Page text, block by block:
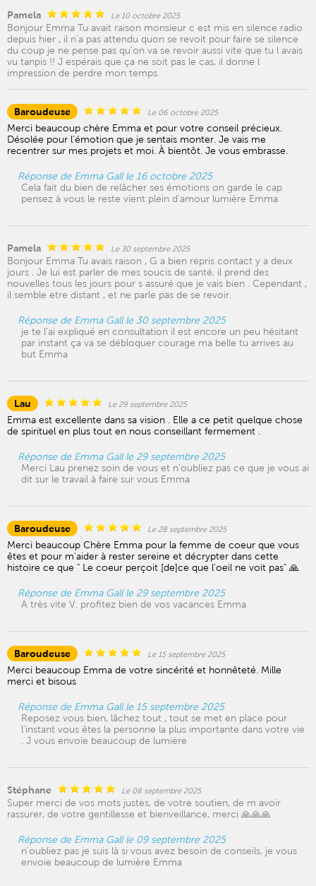
Pamela Le 10 octobre 2025
Bonjour Emma Tu avait raison monsieur c est mis en silence radio
depuis hier , il n'a pas attendu quon se revoit pour faire se silence
du coup je ne pense pas qu'on va se revoir aussi vite que tu l avais
vu tanpis !! J espérais que ça ne soit pas le cas, il donne l
impression de perdre mon temps.
Baroudeuse Le 06 octobre 2025
Merci beaucoup chère Emma et pour votre conseil précieux.
Désolée pour l'émotion que je sentais monter. Je vais me
recentrer sur mes projets et moi. À bientôt. Je vous embrasse.
Réponse de Emma Gall le 16 octobre 2025
Cela fait du bien de relâcher ses émotions on garde le cap
pensez à vous le reste vient plein d'amour lumière Emma
Pamela Le 30 septembre 2025
Bonjour Emma Tu avais raison , G a bien repris contact y a deux
jours . Je lui est parler de mes soucis de santé, il prend des
nouvelles tous les jours pour s assuré que je vais bien . Cependant ,
il semble etre distant , et ne parle pas de se revoir.
Réponse de Emma Gall le 30 septembre 2025
je te l'ai expliqué en consultation il est encore un peu hésitant
par instant ça va se débloquer courage ma belle tu arrives au
but Emma
Lau Le 29 septembre 2025
Emma est excellente dans sa vision . Elle a ce petit quelque chose
de spirituel en plus tout en nous conseillant fermement .
Réponse de Emma Gall le 29 septembre 2025
Merci Lau prenez soin de vous et n'oubliez pas ce que je vous ai
dit sur le travail à faire sur vous Emma
Baroudeuse Le 28 septembre 2025
Merci beaucoup Chère Emma pour la femme de coeur que vous
êtes et pour m'aider à rester sereine et décrypter dans cette
histoire ce que " Le coeur perçoit [de]ce que l'oeil ne voit pas" 🙏
Réponse de Emma Gall le 29 septembre 2025
A très vite V. profitez bien de vos vacances Emma
Baroudeuse Le 15 septembre 2025
Merci beaucoup Emma de votre sincérité et honnêteté. Mille
merci et bisous
Réponse de Emma Gall le 15 septembre 2025
Reposez vous bien, lâchez tout , tout se met en place pour
l'instant vous êtes la personne la plus importante dans votre vie
. J vous envoie beaucoup de lumière
Stéphane Le 08 septembre 2025
Super merci de vos mots justes, de votre soutien, de m avoir
rassurer, de votre gentillesse et bienveillance, merci 🙏🙏🙏
Réponse de Emma Gall le 09 septembre 2025
n'oubliez pas je suis là si vous avez besoin de conseils, je vous
envoie beaucoup de lumière Emma